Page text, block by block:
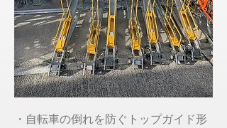
・自転車の倒れを防ぐトップガイド形